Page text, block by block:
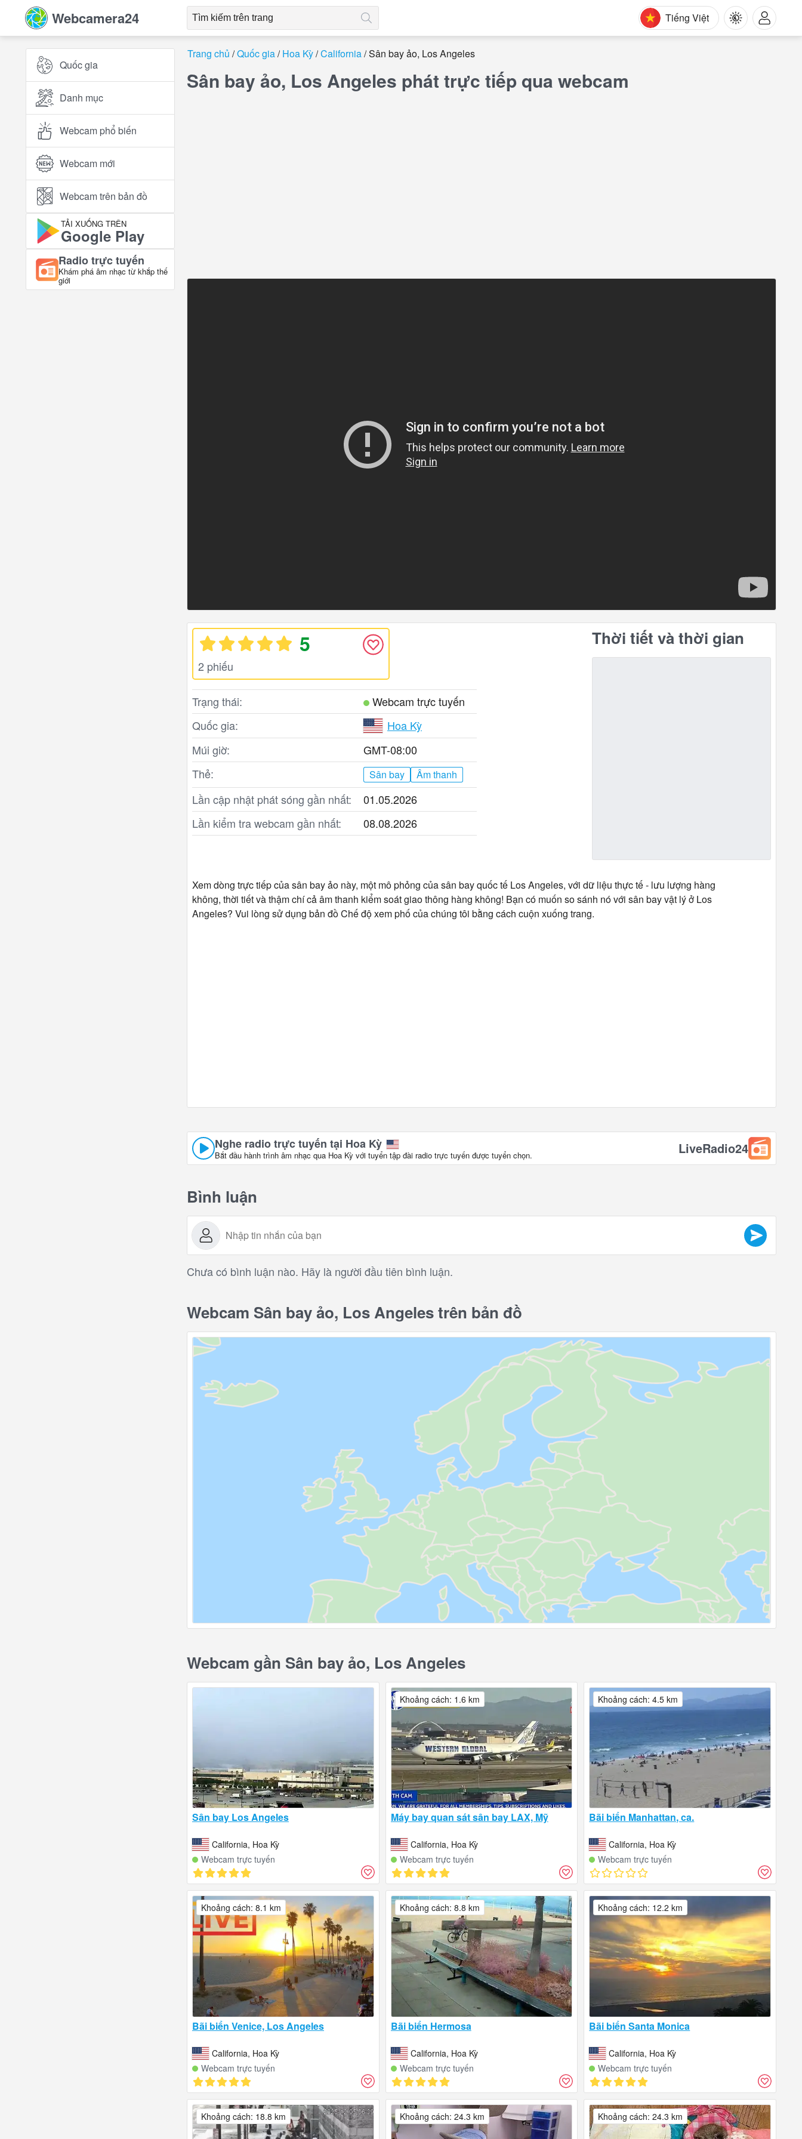
Webcamera24 Tiếng Việt
Quốc gia
Danh mục
Webcam phổ biến
Webcam mới
Webcam trên bản đồ
TẢI XUỐNG TRÊN
Google Play
Radio trực tuyến
Khám phá âm nhạc từ khắp thế
giới
Trang chủ Quốc gia Hoa Kỳ California Sân bay ảo, Los Angeles
Sân bay ảo, Los Angeles phát trực tiếp qua webcam
5
2 phiếu
Trạng thái:
Webcam trực tuyến
Quốc gia:
Hoa Kỳ
Múi giờ:
GMT-08:00
Thẻ:
Sân bay Âm thanh
Lần cập nhật phát sóng gần nhất:
01.05.2026
Lần kiểm tra webcam gần nhất:
08.08.2026
Thời tiết và thời gian
Xem dòng trực tiếp của sân bay ảo này, một mô phỏng của sân bay quốc tế Los Angeles, với dữ liệu thực tế - lưu lượng hàng
không, thời tiết và thậm chí cả âm thanh kiểm soát giao thông hàng không! Bạn có muốn so sánh nó với sân bay vật lý ở Los
Angeles? Vui lòng sử dụng bản đồ Chế độ xem phố của chúng tôi bằng cách cuộn xuống trang.
Nghe radio trực tuyến tại Hoa Kỳ
Bắt đầu hành trình âm nhạc qua Hoa Kỳ với tuyển tập đài radio trực tuyến được tuyển chọn. LiveRadio24
Bình luận
Chưa có bình luận nào. Hãy là người đầu tiên bình luận.
Webcam Sân bay ảo, Los Angeles trên bản đồ
Webcam gần Sân bay ảo, Los Angeles
Sân bay Los Angeles
California, Hoa Kỳ
Webcam trực tuyến
Máy bay quan sát sân bay LAX, Mỹ
California, Hoa Kỳ
Webcam trực tuyến
Khoảng cách: 1.6 km
Bãi biển Manhattan, ca.
California, Hoa Kỳ
Webcam trực tuyến
Khoảng cách: 4.5 km
Bãi biển Venice, Los Angeles
California, Hoa Kỳ
Webcam trực tuyến
Khoảng cách: 8.1 km
Bãi biển Hermosa
California, Hoa Kỳ
Webcam trực tuyến
Khoảng cách: 8.8 km
Bãi biển Santa Monica
California, Hoa Kỳ
Webcam trực tuyến
Khoảng cách: 12.2 km
Khoảng cách: 18.8 km Khoảng cách: 24.3 km Khoảng cách: 24.3 km